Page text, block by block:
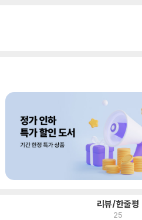
리뷰/한줄평
25